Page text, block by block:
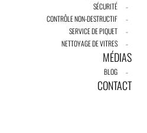
SÉCURITÉ
CONTRÔLE NON-DESTRUCTIF
SERVICE DE PIQUET
NETTOYAGE DE VITRES
MÉDIAS
BLOG
CONTACT